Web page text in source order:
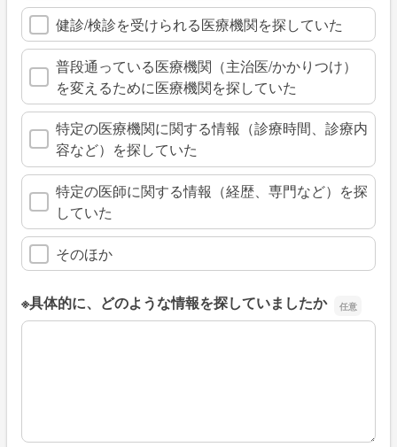
健診/検診を受けられる医療機関を探していた
普段通っている医療機関（主治医/かかりつけ）
を変えるために医療機関を探していた
特定の医療機関に関する情報（診療時間、診療内
容など）を探していた
特定の医師に関する情報（経歴、専門など）を探
していた
そのほか
※具体的に、どのような情報を探していましたか
※具体的に、どのような情報を探していましたか